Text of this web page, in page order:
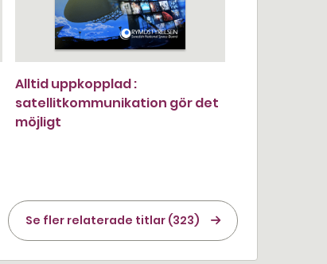
Alltid uppkopplad :
satellitkommunikation gör det
möjligt
Se fler relaterade titlar (323)